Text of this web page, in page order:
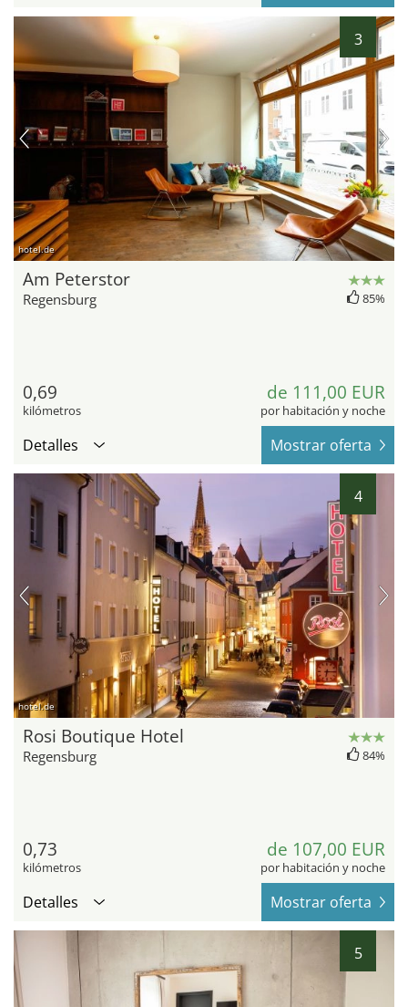
3
hotel.de
Am Peterstor
Regensburg 85%
0,69
kilómetros
de 111,00 EUR
por habitación y noche
Detalles Mostrar oferta
4
hotel.de
Rosi Boutique Hotel
Regensburg 84%
0,73
kilómetros
de 107,00 EUR
por habitación y noche
Detalles Mostrar oferta
5